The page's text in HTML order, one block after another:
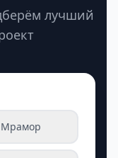
лучший
Мрамор